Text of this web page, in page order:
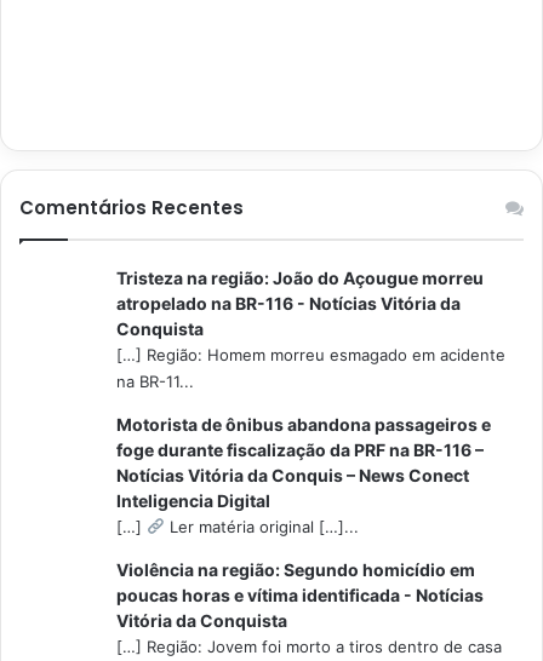
Comentários Recentes
Tristeza na região: João do Açougue morreu
atropelado na BR-116 - Notícias Vitória da
Conquista
[…] Região: Homem morreu esmagado em acidente
na BR-11...
Motorista de ônibus abandona passageiros e
foge durante fiscalização da PRF na BR-116 –
Notícias Vitória da Conquis – News Conect
Inteligencia Digital
[…] Ler matéria original […]...
Violência na região: Segundo homicídio em
poucas horas e vítima identificada - Notícias
Vitória da Conquista
[…] Região: Jovem foi morto a tiros dentro de casa